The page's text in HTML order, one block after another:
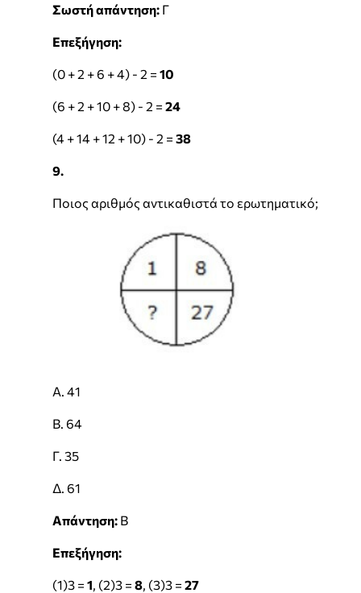
Σωστή απάντηση: Γ
Επεξήγηση:
(0 + 2 + 6 + 4) - 2 = 10
(6 + 2 + 10 + 8) - 2 = 24
(4 + 14 + 12 + 10) - 2 = 38
9.
Ποιος αριθμός αντικαθιστά το ερωτηματικό;
Α. 41
Β. 64
Γ. 35
Δ. 61
Απάντηση: Β
Επεξήγηση:
(1)3 = 1, (2)3 = 8, (3)3 = 27